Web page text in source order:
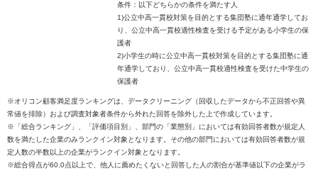
条件：以下どちらかの条件を満たす人
1)公立中高一貫校対策を目的とする集団塾に通年通学してお
り、公立中高一貫校適性検査を受ける予定がある小学生の保
護者
2)小学生の時に公立中高一貫校対策を目的とする集団塾に通
年通学しており、公立中高一貫校適性検査を受けた中学生の
保護者
※オリコン顧客満足度ランキングは、データクリーニング（回収したデータから不正回答や異
常値を排除）および調査対象者条件から外れた回答を除外した上で作成しています。
※「総合ランキング」、「評価項目別」、部門の「業態別」においては有効回答者数が規定人
数を満たした企業のみランクイン対象となります。その他の部門においては有効回答者数が規
定人数の半数以上の企業がランクイン対象となります。
※総合得点が60.0点以上で、他人に薦めたくないと回答した人の割合が基準値以下の企業がラ